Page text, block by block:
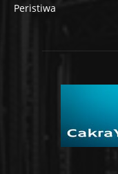
Peristiwa